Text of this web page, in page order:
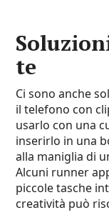
te
Ci sono anche
il telefono con
usarlo con una
inserirlo in una
alla maniglia di
Alcuni runner
piccole tasche
creatività può